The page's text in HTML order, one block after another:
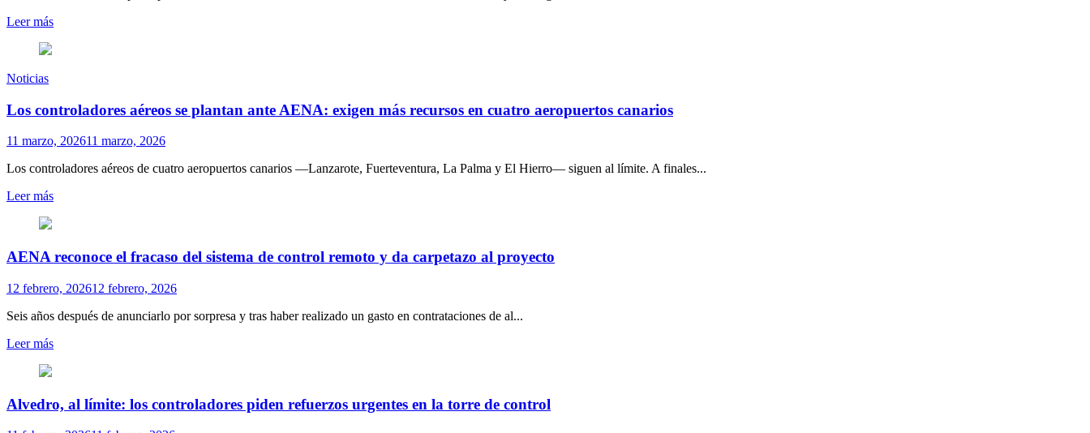
Leer más
Noticias
Los controladores aéreos se plantan ante AENA: exigen más recursos en cuatro aeropuertos canarios
11 marzo, 202611 marzo, 2026
Los controladores aéreos de cuatro aeropuertos canarios —Lanzarote, Fuerteventura, La Palma y El Hierro— siguen al límite. A finales...
Leer más
AENA reco­noce el fra­caso del sis­tema de con­trol remoto y da car­pe­tazo al pro­yecto
12 febrero, 202612 febrero, 2026
Seis años des­pués de anun­ciarlo por sor­presa y tras haber rea­li­zado un gasto en con­tra­ta­cio­nes de al...
Leer más
Alvedro, al límite: los controladores piden refuerzos urgentes en la torre de control